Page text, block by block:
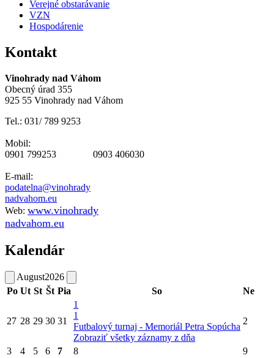
Verejné obstarávanie
VZN
Hospodárenie
Kontakt
Vinohrady nad Váhom
Obecný úrad 355
925 55 Vinohrady nad Váhom
Tel.: 031/ 789 9253
Mobil:
0901 799253 0903 406030
E-mail:
podatelna@vinohrady
nadvahom.eu
Web: www.vinohrady
nadvahom.eu
Kalendár
August2026
Po Ut St Št Pia So Ne
27 28 29 30 31
1
1
Futbalový turnaj - Memoriál Petra Sopúcha
Zobraziť všetky záznamy z dňa
2
3 4 5 6 7 8 9